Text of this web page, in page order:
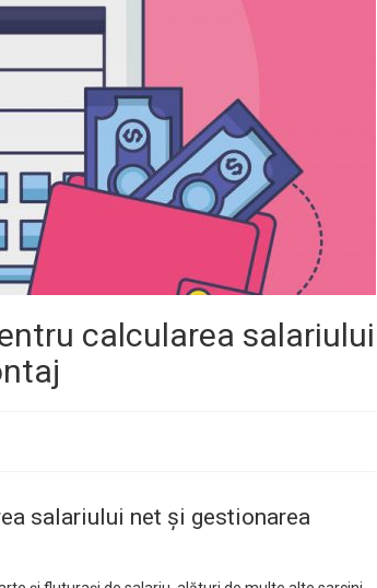
calcularea salariului
salariului net și gestionarea